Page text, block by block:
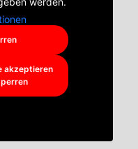
akzeptieren